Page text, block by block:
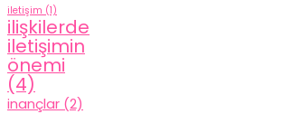
iletişim (1)
ilişkilerde
iletişimin
önemi
(4)
inançlar (2)